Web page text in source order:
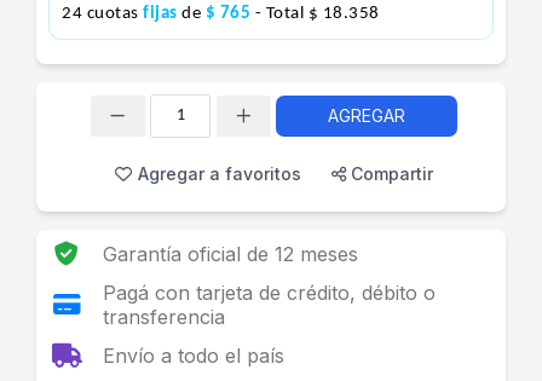
24 cuotas fijas de $ 765 - Total $ 18.358
AGREGAR
Agregar a favoritos Compartir
Garantía oficial de 12 meses
Pagá con tarjeta de crédito, débito o
transferencia
Envío a todo el país